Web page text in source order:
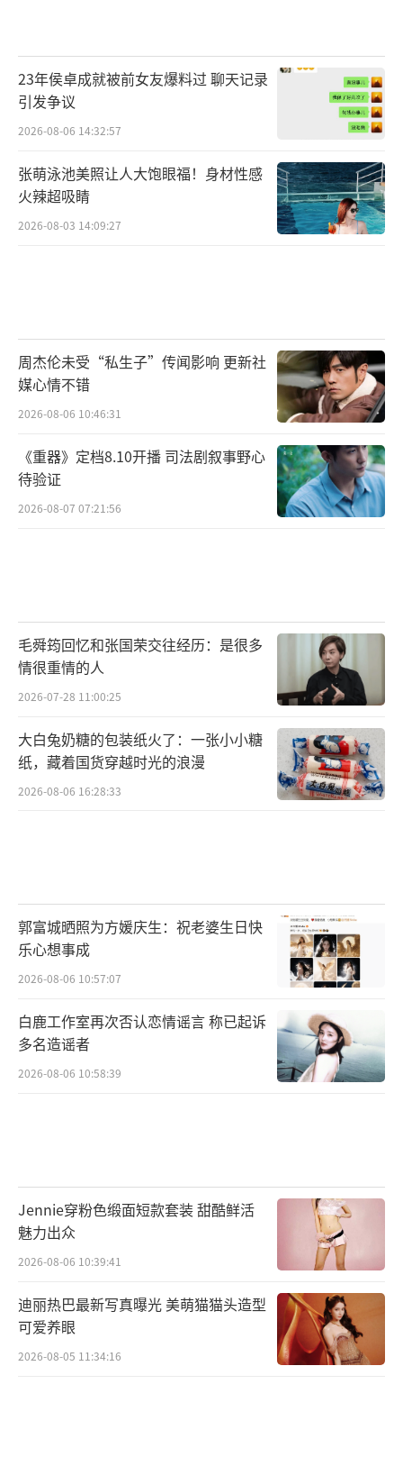
23年侯卓成就被前女友爆料过 聊天记录
引发争议
2026-08-06 14:32:57
张萌泳池美照让人大饱眼福！身材性感
火辣超吸睛
2026-08-03 14:09:27
周杰伦未受“私生子”传闻影响 更新社
媒心情不错
2026-08-06 10:46:31
《重器》定档8.10开播 司法剧叙事野心
待验证
2026-08-07 07:21:56
毛舜筠回忆和张国荣交往经历：是很多
情很重情的人
2026-07-28 11:00:25
大白兔奶糖的包装纸火了：一张小小糖
纸，藏着国货穿越时光的浪漫
2026-08-06 16:28:33
郭富城晒照为方媛庆生：祝老婆生日快
乐心想事成
2026-08-06 10:57:07
白鹿工作室再次否认恋情谣言 称已起诉
多名造谣者
2026-08-06 10:58:39
Jennie穿粉色缎面短款套装 甜酷鲜活
魅力出众
2026-08-06 10:39:41
迪丽热巴最新写真曝光 美萌猫猫头造型
可爱养眼
2026-08-05 11:34:16